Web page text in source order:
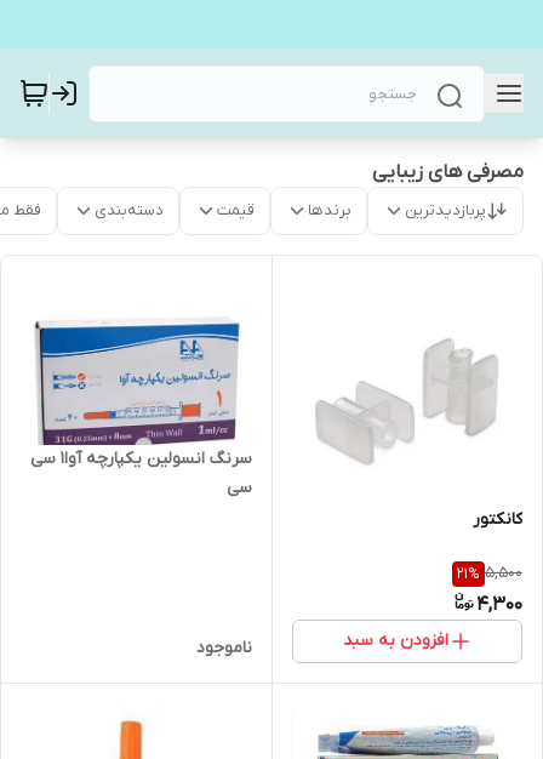
مصرفی های زیبایی
پربازدیدترین برندها قیمت دسته‌بندی فقط
کانکتور
5,500
21%
4,300
افزودن به سبد
سرنگ انسولین یکپارچه آوا1 سی
سی
ناموجود